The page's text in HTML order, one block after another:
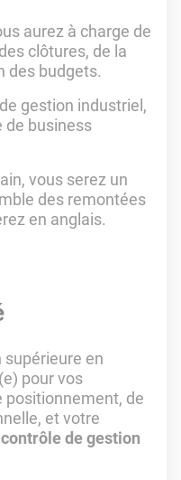
aurez à charge de
clôtures, de la
des budgets.
gestion industriel,
de business
vous serez un
des remontées
en anglais.
en
pour vos
positionnement, de
et votre
de gestion